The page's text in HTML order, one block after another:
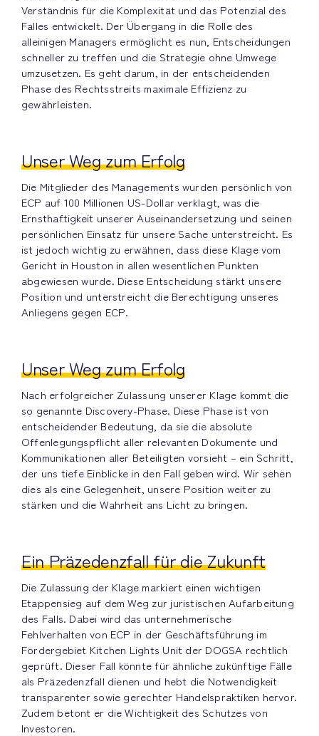
Verständnis für die Komplexität und das Potenzial des
Falles entwickelt. Der Übergang in die Rolle des
alleinigen Managers ermöglicht es nun, Entscheidungen
schneller zu treffen und die Strategie ohne Umwege
umzusetzen. Es geht darum, in der entscheidenden
Phase des Rechtsstreits maximale Effizienz zu
gewährleisten.
Unser Weg zum Erfolg
Die Mitglieder des Managements wurden persönlich von
ECP auf 100 Millionen US-Dollar verklagt, was die
Ernsthaftigkeit unserer Auseinandersetzung und seinen
persönlichen Einsatz für unsere Sache unterstreicht. Es
ist jedoch wichtig zu erwähnen, dass diese Klage vom
Gericht in Houston in allen wesentlichen Punkten
abgewiesen wurde. Diese Entscheidung stärkt unsere
Position und unterstreicht die Berechtigung unseres
Anliegens gegen ECP.
Unser Weg zum Erfolg
Nach erfolgreicher Zulassung unserer Klage kommt die
so genannte Discovery-Phase. Diese Phase ist von
entscheidender Bedeutung, da sie die absolute
Offenlegungspflicht aller relevanten Dokumente und
Kommunikationen aller Beteiligten vorsieht – ein Schritt,
der uns tiefe Einblicke in den Fall geben wird. Wir sehen
dies als eine Gelegenheit, unsere Position weiter zu
stärken und die Wahrheit ans Licht zu bringen.
Ein Präzedenzfall für die Zukunft
Die Zulassung der Klage markiert einen wichtigen
Etappensieg auf dem Weg zur juristischen Aufarbeitung
des Falls. Dabei wird das unternehmerische
Fehlverhalten von ECP in der Geschäftsführung im
Fördergebiet Kitchen Lights Unit der DOGSA rechtlich
geprüft. Dieser Fall könnte für ähnliche zukünftige Fälle
als Präzedenzfall dienen und hebt die Notwendigkeit
transparenter sowie gerechter Handelspraktiken hervor.
Zudem betont er die Wichtigkeit des Schutzes von
Investoren.